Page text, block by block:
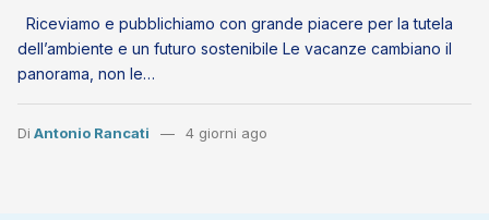
Riceviamo e pubblichiamo con grande piacere per la tutela
dell’ambiente e un futuro sostenibile Le vacanze cambiano il
panorama, non le…
Di Antonio Rancati 4 giorni ago